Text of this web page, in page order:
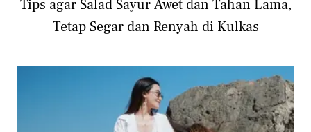
Tips agar Salad Sayur Awet dan Tahan Lama,
Tetap Segar dan Renyah di Kulkas